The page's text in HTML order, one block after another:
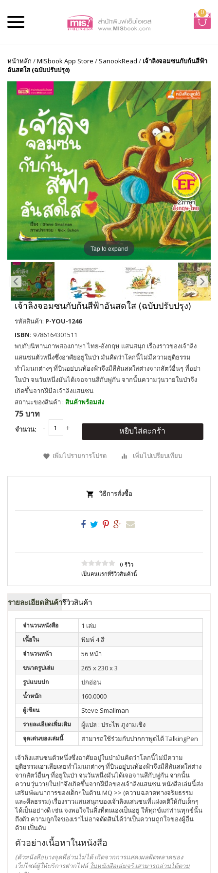
0
หน้าหลัก /MISbook App Store / SanookRead / เจ้าลิงจอมซนกับก้นสีฟ้า
อันสดใส (ฉบับปรับปรุง)
Tap to expand
เจ้าลิงจอมซนกับก้นสีฟ้าอันสดใส (ฉบับปรับปรุง)
รหัสสินค้า: P-YOU-1246
ISBN: 9786164301511
พบกับนิทานภาพสองภาษา ไทย-อังกฤษ แสนสนุก เรื่องราวของเจ้าลิง
แสนซนตัวหนึ่งซึ่งอาศัยอยู่ในป่า มันคิดว่าโลกนี้ไม่มีความยุติธรรม
ทำไมนกต่างๆ ที่บินอย่บนท้องฟ้าจึงมีสีสันสดใสต่างจากสัตว์อื่นๆ ที่อย่า
ในป่า จนวันหนึ่งมันได้เจอจานสีกับพู่กัน จากนั้นความวุ่นวายในป่าจึง
เกิดขึ้นจากฝีมือเจ้าลิงแสนซน
สถานะของสินค้า : สินค้าพร้อมส่ง
75 บาท
จำนวน: หยิบใส่ตะกร้า
เพิ่มไปรายการโปรด เพิ่มไปเปรียบเทียบ
วิธีการสั่งซื้อ
0 รีวิว
เป็นคนแรกที่รีวิวสินค้านี้
รายละเอียดสินค้ารีวิวสินค้า
จำนวนหนังสือ 1 เล่ม
เนื้อใน พิมพ์ 4 สี
จำนวนหน้า 56 หน้า
ขนาดรูปเล่ม 265 x 230 x 3
รูปแบบปก ปกอ่อน
น้ำหนัก 160.0000
ผู้เขียน Steve Smallman
รายละเอียดเพิ่มเติม ผู้แปล : ประไพ ภูงามเชิง
จุดเด่นของเล่มนี้ สามารถใช้ร่วมกับปากกาพูดได้ TalkingPen
เจ้าลิงแสนซนตัวหนึ่งซึ่งอาศัยอยู่ในป่ามันคิดว่าโลกนี้ไม่มีความ
ยุติธรรมเอาเสียเลยทำไมนกต่างๆ ที่บินอยู่บนท้องฟ้าจึงมีสีสันสดใสต่าง
จากสัตว์อื่นๆ ที่อยู่ในป่า จนวันหนึ่งมันได้เจอจานสีกับพู่กัน จากนั้น
ความวุ่นวายในป่าจึงเกิดขึ้นจากฝีมือของเจ้าลิงแสนซน หนังสือเล่มนี้ส่ง
เสริมพัฒนาการของเด็กๆในด้าน MQ >> (ความฉลาดทางจริยธรรม
และศีลธรรม) เรื่องราวแสนสนุกของเจ้าลิงแสนซนที่แฝงคติให้กับเด็กๆ
ได้เป็นอย่างดี เช่น จงพอใจในสิ่งที่ตนเองเป็นอยู่ ให้ทุกข์แก่ท่านทุกข์นั้น
ถึงตัว ความถูกใจของเราไม่อาจตัดสินได้ว่าเป็นความถูกใจของผู้อื่น
ด้วย เป็นต้น
ตัวอย่างเนื้อหาในหนังสือ
(ตัวหนังสือบางจุดที่อ่านไม่ได้ เกิดจากการแสดงผลผิดพลาดของ
เว็บไซต์ผู้ให้บริการฝากไฟล์ ในหนังสือเล่มจริงสามารถอ่านได้ตาม